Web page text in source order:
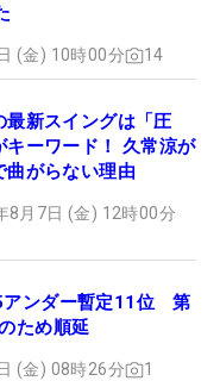
(金) 10時00分 14
最新スイングは「圧
キーワード！ 久常涼が
曲がらない理由
8月7日 (金) 12時00分
アンダー暫定11位 第
ため順延
(金) 08時26分 1